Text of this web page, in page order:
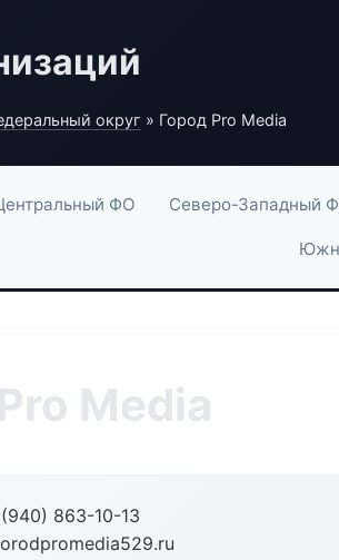
округ » Город Pro Media
ФО Северо-Западный
Media
863-10-13